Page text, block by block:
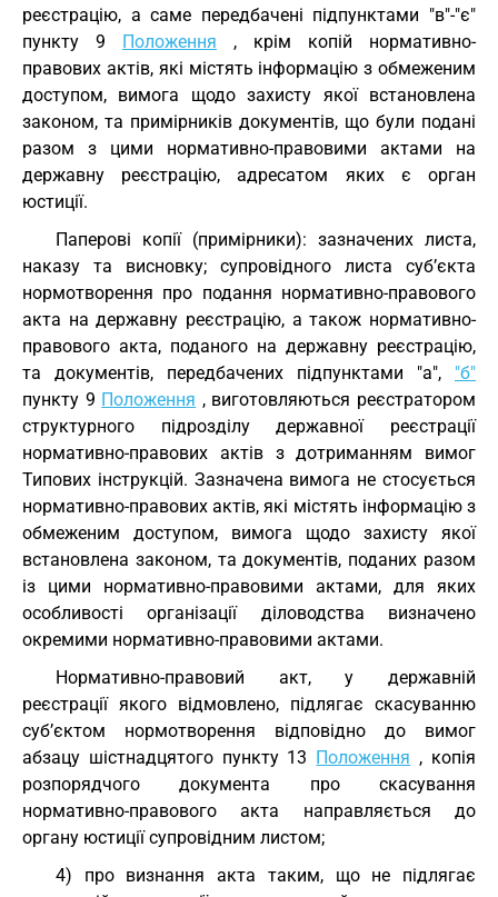
реєстрацію, а саме передбачені підпунктами "в"-"є"
пункту 9 Положення , крім копій нормативно-
правових актів, які містять інформацію з обмеженим
доступом, вимога щодо захисту якої встановлена
законом, та примірників документів, що були подані
разом з цими нормативно-правовими актами на
державну реєстрацію, адресатом яких є орган
юстиції.
Паперові копії (примірники): зазначених листа,
наказу та висновку; супровідного листа суб’єкта
нормотворення про подання нормативно-правового
акта на державну реєстрацію, а також нормативно-
правового акта, поданого на державну реєстрацію,
та документів, передбачених підпунктами "а", "б"
пункту 9 Положення , виготовляються реєстратором
структурного підрозділу державної реєстрації
нормативно-правових актів з дотриманням вимог
Типових інструкцій. Зазначена вимога не стосується
нормативно-правових актів, які містять інформацію з
обмеженим доступом, вимога щодо захисту якої
встановлена законом, та документів, поданих разом
із цими нормативно-правовими актами, для яких
особливості організації діловодства визначено
окремими нормативно-правовими актами.
Нормативно-правовий акт, у державній
реєстрації якого відмовлено, підлягає скасуванню
суб’єктом нормотворення відповідно до вимог
абзацу шістнадцятого пункту 13 Положення , копія
розпорядчого документа про скасування
нормативно-правового акта направляється до
органу юстиції супровідним листом;
4) про визнання акта таким, що не підлягає